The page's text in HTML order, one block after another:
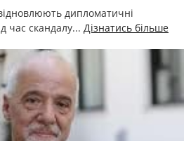
дипломатичні
час скандалу... Дізнатись більше